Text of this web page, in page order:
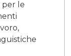
per le